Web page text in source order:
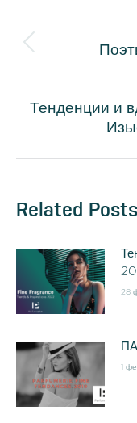
по
Тенденции и
Related Posts
28
1